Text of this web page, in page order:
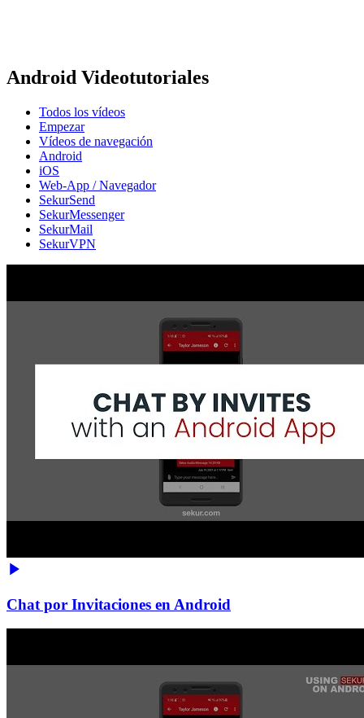
Android Videotutoriales
Todos los vídeos
Empezar
Vídeos de navegación
Android
iOS
Web-App / Navegador
SekurSend
SekurMessenger
SekurMail
SekurVPN
Chat por Invitaciones en Android